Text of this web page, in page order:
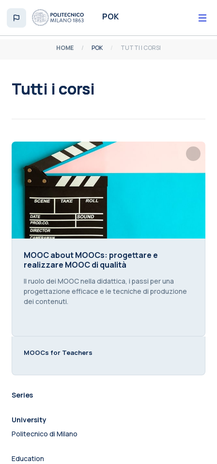
POK
HOME POK TUTTI I CORSI
Tutti i corsi
MOOC about MOOCs: progettare e realizzare
MOOC about MOOCs: progettare e
realizzare MOOC di qualità
Course summary text:
Il ruolo dei MOOC nella didattica, i passi per una
progettazione efficace e le tecniche di produzione
dei contenuti.
MOOCs for Teachers
Series
University
Politecnico di Milano
Education